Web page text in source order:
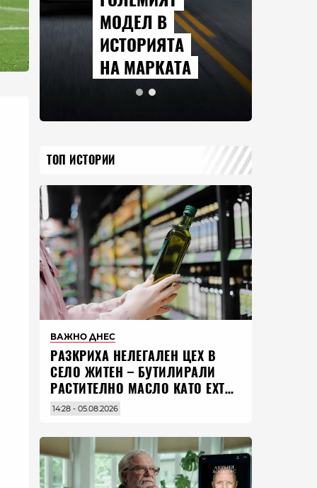
МОДЕЛ В
ИСТОРИЯТА
НА МАРКАТА
ТОП ИСТОРИИ
ВАЖНО ДНЕС
РАЗКРИХА НЕЛЕГАЛЕН ЦЕХ В
СЕЛО ЖИТЕН – БУТИЛИРАЛИ
РАСТИТЕЛНО МАСЛО КАТО EXTRA
VIRGIN ЗЕХТИН
14:28 - 05.08.2026